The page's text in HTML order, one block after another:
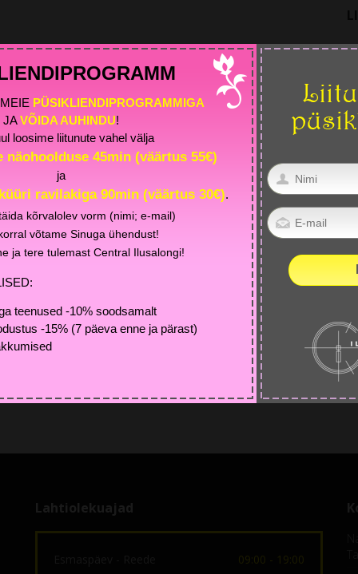
Lahtiolekuajad
09:00 - 19:00
PÜSIKLIENDIPROGRAMMIGA
JAVÕIDA AUHINDU!
loosime liitunute vahel välja
näohoolduse 45min (väärtus 55€)
ja
ravilakiga 90min (väärtus 30€).
kõrvalolev vorm (nimi; e-mail)
võtame Sinuga ühendust!
ja tere tulemast Central Ilusalongi!
teenused -10% soodsamalt
-15% (7 päeva enne ja pärast)